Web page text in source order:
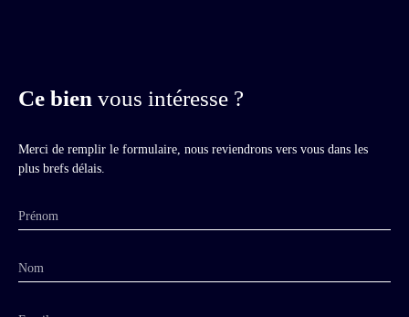
Ce bien vous intéresse ?
Merci de remplir le formulaire, nous reviendrons vers vous dans les
plus brefs délais.
Prénom
Nom